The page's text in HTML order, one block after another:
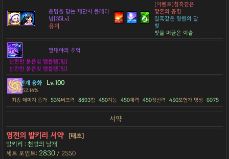
운명을 담는 재단사 플래티
넘[35Lv]
유이
[이벤트]칠흑같은
황혼의 공명
칠흑같은 영원의 달
빛
빛을 머금은 이슬
열대야의 추억
찬란한 붉은빛 엠블렘[힘]
찬란한 붉은빛 엠블렘[힘]
안개 융화
Lv.100
52.14%
최종 데미지 증가 53%버프력 8893힘 450지능 450체력 450정신력 450모험가 명성 6075
서약
영전의 발키리 서약
[태초]
발키리 : 천벌의 날개
세트 포인트: 2830 / 2550